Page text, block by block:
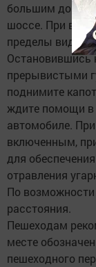
большим
шоссе. При
пределы
Остановившись
прерывистыми
поднимите
ждите помощи в
автомобиле.
включенным,
для
отравления
По возможности
расстояния.
Пешеходам
месте
пешеходного